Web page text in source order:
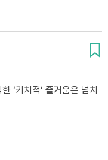
‘키치적’ 즐거움은 넘치